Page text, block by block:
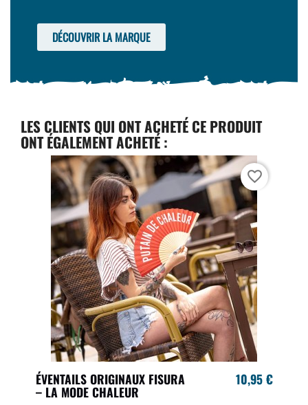
DÉCOUVRIR LA MARQUE
LES CLIENTS QUI ONT ACHETÉ CE PRODUIT
ONT ÉGALEMENT ACHETÉ :
ÉVENTAILS ORIGINAUX FISURA
– LA MODE CHALEUR
10,95 €
favorite_border